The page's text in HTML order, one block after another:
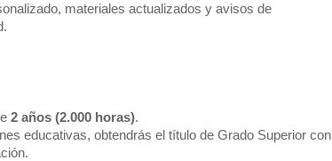
materiales actualizados y avisos de
2 años (2.000 horas).
educativas, obtendrás el título de Grado Superior con